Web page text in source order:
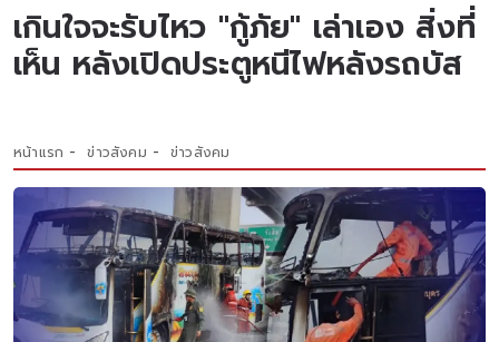
เกินใจจะรับไหว "กู้ภัย" เล่าเอง สิ่งที่
เห็น หลังเปิดประตูหนีไฟหลังรถบัส
หน้าแรก ข่าวสังคม ข่าวสังคม